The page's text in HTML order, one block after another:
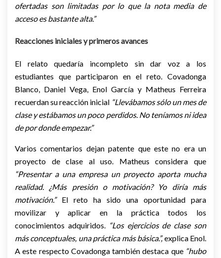
ofertadas son limitadas por lo que la nota media de
acceso es bastante alta.”
Reacciones iniciales y primeros avances
El relato quedaría incompleto sin dar voz a los
estudiantes que participaron en el reto. Covadonga
Blanco, Daniel Vega, Enol García y Matheus Ferreira
recuerdan su reacción inicial “Llevábamos sólo un mes de
clase y estábamos un poco perdidos. No teníamos ni idea
de por donde empezar.”
Varios comentarios dejan patente que este no era un
proyecto de clase al uso. Matheus considera que
“Presentar a una empresa un proyecto aporta mucha
realidad. ¿Más presión o motivación? Yo diría más
motivación.” El reto ha sido una oportunidad para
movilizar y aplicar en la práctica todos los
conocimientos adquiridos.
“Los ejercicios de clase son
más conceptuales, una práctica más básica.”,explica Enol.
A este respecto Covadonga también destaca que “hubo